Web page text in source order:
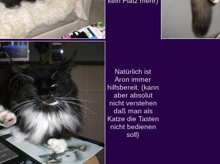
Natürlich ist
Aron immer
hilfsbereit. (kann
aber absolut
nicht verstehen
daß man als
Katze die Tasten
nicht bedienen
soll)